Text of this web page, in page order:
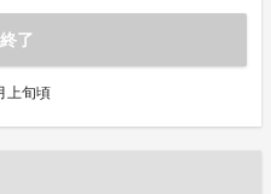
了
上旬頃